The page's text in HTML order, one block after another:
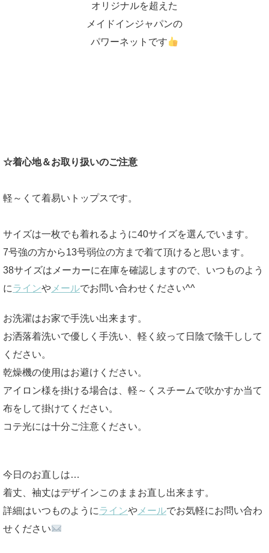
オリジナルを超えた
メイドインジャパンの
パワーネットです
☆着心地＆お取り扱いのご注意
軽～くて着易いトップスです。
サイズは一枚でも着れるように40サイズを選んでいます。
7号強の方から13号弱位の方まで着て頂けると思います。
38サイズはメーカーに在庫を確認しますので、いつものよう
に ラインや メールでお問い合わせください^^
お洗濯はお家で手洗い出来ます。
お洒落着洗いで優しく手洗い、軽く絞って日陰で陰干しして
ください。
乾燥機の使用はお避けください。
アイロン様を掛ける場合は、軽～くスチームで吹かすか当て
布をして掛けてください。
コテ光には十分ご注意ください。
今日のお直しは…
着丈、袖丈はデザインこのままお直し出来ます。
詳細はいつものように ラインや メールでお気軽にお問い合わ
せください